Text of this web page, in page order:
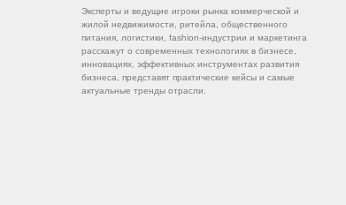
Эксперты и ведущие игроки рынка коммерческой и
жилой недвижимости, ритейла, общественного
питания, логистики, fashion-индустрии и маркетинга
расскажут о современных технологиях в бизнесе,
инновациях, эффективных инструментах развития
бизнеса, представят практические кейсы и самые
актуальные тренды отрасли.